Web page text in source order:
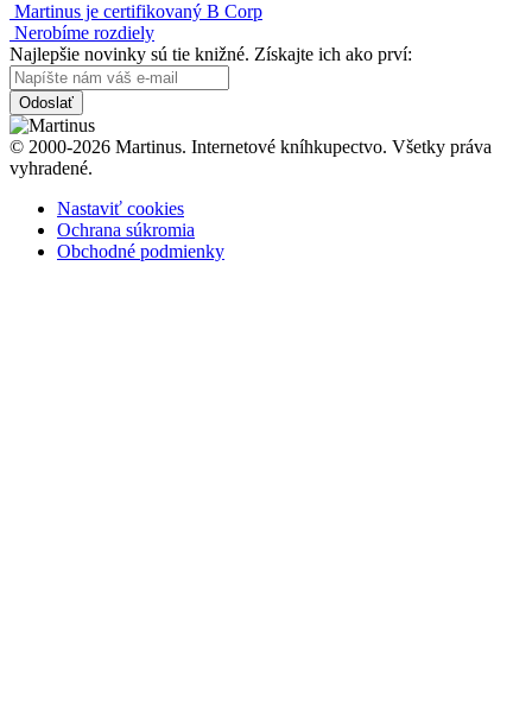
Martinus je certifikovaný B Corp
Nerobíme rozdiely
Najlepšie novinky sú tie knižné. Získajte ich ako prví:
Odoslať
© 2000-2026 Martinus. Internetové kníhkupectvo. Všetky práva
vyhradené.
Nastaviť cookies
Ochrana súkromia
Obchodné podmienky